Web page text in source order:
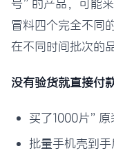
号”的产品，可能
冒料四个完全不同
在不同时间批次的
没有验货就直接付
买了1000片”
批量手机壳到